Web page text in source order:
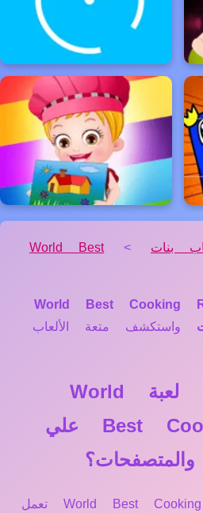
بنات >
World Best
World Best Cooking
واستكشف متعة الألعاب
❓ هل تعمل لعبة World
Best Cooking Recipes علي
نعم، لعبة World Best Cooking Recipes تعمل